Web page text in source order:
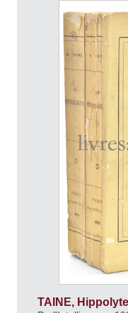
TAINE,